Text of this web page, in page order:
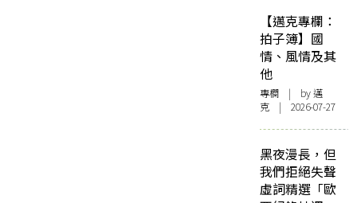
【邁克專欄：
拍子簿】國
情、風情及其
他
專欄 | by邁
克 | 2026-07-27
黑夜漫長，但
我們拒絕失聲
虛詞精選「歐